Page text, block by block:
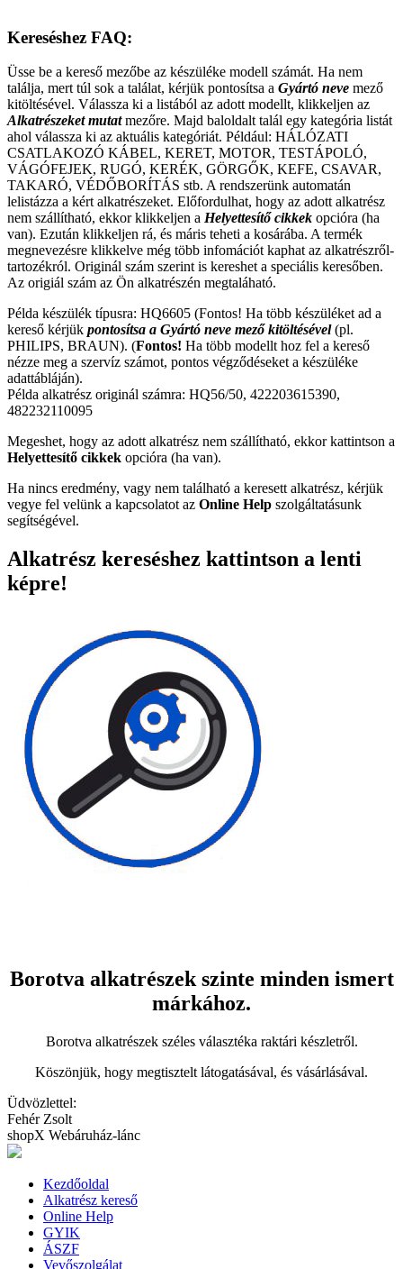
Kereséshez FAQ:
Üsse be a kereső mezőbe az készüléke modell számát. Ha nem
találja, mert túl sok a találat, kérjük pontosítsa a Gyártó neve mező
kitöltésével. Válassza ki a listából az adott modellt, klikkeljen az
Alkatrészeket mutatmezőre. Majd baloldalt talál egy kategória listát
ahol válassza ki az aktuális kategóriát. Például: HÁLÓZATI
CSATLAKOZÓ KÁBEL, KERET, MOTOR, TESTÁPOLÓ,
VÁGÓFEJEK, RUGÓ, KERÉK, GÖRGŐK, KEFE, CSAVAR,
TAKARÓ, VÉDŐBORÍTÁS stb. A rendszerünk automatán
lelistázza a kért alkatrészeket. Előfordulhat, hogy az adott alkatrész
nem szállítható, ekkor klikkeljen a Helyettesítő cikkek opcióra (ha
van). Ezután klikkeljen rá, és máris teheti a kosárába. A termék
megnevezésre klikkelve még több infomációt kaphat az alkatrészről-
tartozékról. Originál szám szerint is kereshet a speciális keresőben.
Az origiál szám az Ön alkatrészén megtaláható.
Példa készülék típusra: HQ6605 (Fontos! Ha több készüléket ad a
kereső kérjük pontosítsa a Gyártó neve mező kitöltésével(pl.
PHILIPS, BRAUN). (Fontos! Ha több modellt hoz fel a kereső
nézze meg a szervíz számot, pontos végződéseket a készüléke
adattábláján).
Példa alkatrész originál számra: HQ56/50, 422203615390,
482232110095
Megeshet, hogy az adott alkatrész nem szállítható, ekkor kattintson a
Helyettesítő cikkek opcióra (ha van).
Ha nincs eredmény, vagy nem található a keresett alkatrész, kérjük
vegye fel velünk a kapcsolatot az Online Help szolgáltatásunk
segítségével.
Alkatrész kereséshez kattintson a lenti
képre!
Borotva alkatrészek szinte minden ismert
márkához.
Borotva alkatrészek széles választéka raktári készletről.
Köszönjük, hogy megtisztelt látogatásával, és vásárlásával.
Üdvözlettel:
Fehér Zsolt
shopX Webáruház-lánc
Kezdőoldal
Alkatrész kereső
Online Help
GYIK
ÁSZF
Vevőszolgálat